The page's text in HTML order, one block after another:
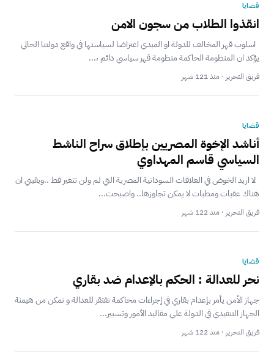
قضايا
انقذوا الطلاب من سجون الامن
اسلوب قهر المخالف للدولة او المبدي اعتراضا لسياستها في واقع دولتنا الحالي
يؤكد ان المنظومة الحاكمة منظومة قهر سياسي دائم ،...
فريق التحرير · منذ 121 شهر
قضايا
أناشد الإخوة المصريين بإطلاق سراح الناشط
السياسي قاسم المهداوي
لا اريد الخوض في العلاقات السودانية المصرية التي لم ولن تتغير قط ..ويقيني ان
هناك عقبات ومطبات لا يمكن تجاوزها.. واصبحت...
فريق التحرير · منذ 122 شهر
قضايا
نحر للعدالة : الحكم بالإعدام ضد بقاري
جهاز الأمن يأمر بإعدام بقاري في إجراءات محاكمة تفتقر للعدالة و تمكن من هيمنة
الجهاز التنفيذي في الدولة علي مقاليد الأمور وتسيير...
فريق التحرير · منذ 122 شهر